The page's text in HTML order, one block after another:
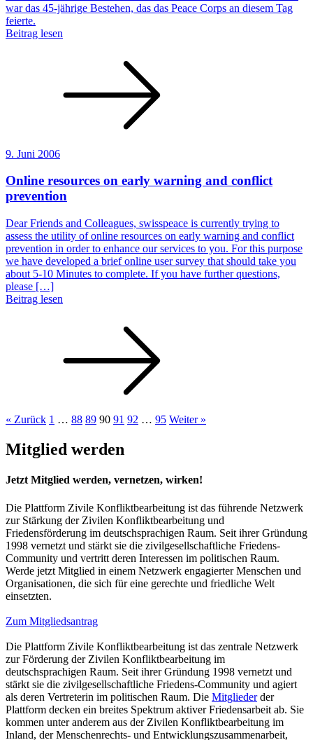
war das 45-jährige Bestehen, das das Peace Corps an diesem Tag
feierte.
Beitrag lesen
9. Juni 2006
Online resources on early warning and conflict
prevention
Dear Friends and Colleagues, swisspeace is currently trying to
assess the utility of online resources on early warning and conflict
prevention in order to enhance our services to you. For this purpose
we have developed a brief online user survey that should take you
about 5-10 Minutes to complete. If you have further questions,
please […]
Beitrag lesen
« Zurück 1 … 88 89 90 91 92 … 95 Weiter »
Mitglied werden
Jetzt Mitglied werden, vernetzen, wirken!
Die Plattform Zivile Konfliktbearbeitung ist das führende Netzwerk
zur Stärkung der Zivilen Konfliktbearbeitung und
Friedensförderung im deutschsprachigen Raum. Seit ihrer Gründung
1998 vernetzt und stärkt sie die zivilgesellschaftliche Friedens-
Community und vertritt deren Interessen im politischen Raum.
Werde jetzt Mitglied in einem Netzwerk engagierter Menschen und
Organisationen, die sich für eine gerechte und friedliche Welt
einsetzten.
Zum Mitgliedsantrag
Die Plattform Zivile Konfliktbearbeitung ist das zentrale Netzwerk
zur Förderung der Zivilen Konfliktbearbeitung im
deutschsprachigen Raum. Seit ihrer Gründung 1998 vernetzt und
stärkt sie die zivilgesellschaftliche Friedens-Community und agiert
als deren Vertreterin im politischen Raum. Die Mitgliederder
Plattform decken ein breites Spektrum aktiver Friedensarbeit ab. Sie
kommen unter anderem aus der Zivilen Konfliktbearbeitung im
Inland, der Menschenrechts- und Entwicklungszusammenarbeit,